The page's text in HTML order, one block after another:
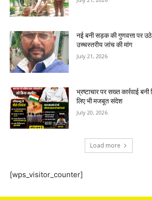
नई बनी सड़क की गुणवत्ता पर
उच्चस्तरीय जांच की मांग
July 21, 2026
भ्रष्टाचार पर सख्त कार्रवाई
लिए भी मजबूत संदेश
July 20, 2026
Load more
[wps_visitor_counter]